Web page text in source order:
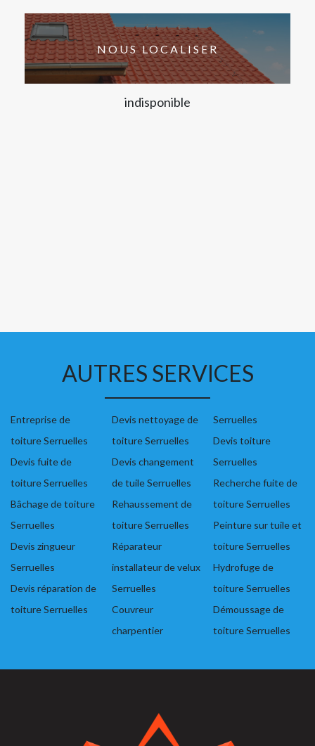
NOUS LOCALISER
indisponible
AUTRES SERVICES
Entreprise de
toiture Serruelles
Devis fuite de
toiture Serruelles
Bâchage de toiture
Serruelles
Devis zingueur
Serruelles
Devis réparation de
toiture Serruelles
Devis nettoyage de
toiture Serruelles
Devis changement
de tuile Serruelles
Rehaussement de
toiture Serruelles
Réparateur
installateur de velux
Serruelles
Couvreur
charpentier
Serruelles
Devis toiture
Serruelles
Recherche fuite de
toiture Serruelles
Peinture sur tuile et
toiture Serruelles
Hydrofuge de
toiture Serruelles
Démoussage de
toiture Serruelles